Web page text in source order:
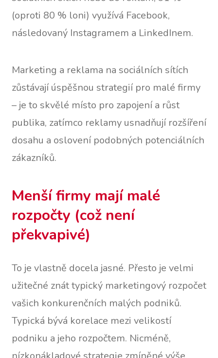
(oproti 80 % loni) využívá Facebook,
následovaný Instagramem a LinkedInem.
Marketing a reklama na sociálních sítích
zůstávají úspěšnou strategií pro malé firmy
– je to skvělé místo pro zapojení a růst
publika, zatímco reklamy usnadňují rozšíření
dosahu a oslovení podobných potenciálních
zákazníků.
Menší firmy mají malé
rozpočty (což není
překvapivé)
To je vlastně docela jasné. Přesto je velmi
užitečné znát typický marketingový rozpočet
vašich konkurenčních malých podniků.
Typická bývá korelace mezi velikostí
podniku a jeho rozpočtem. Nicméně,